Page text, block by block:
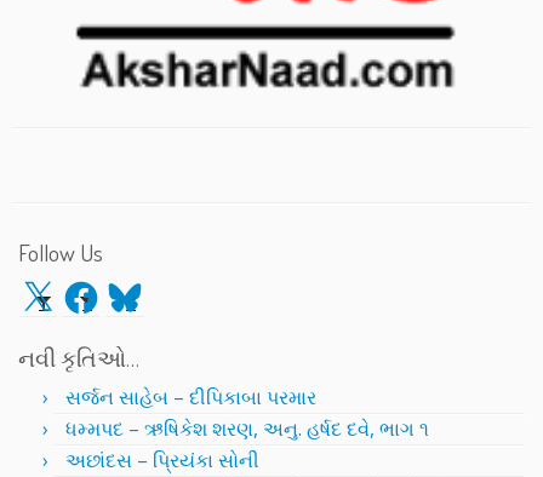
Follow Us
X Facebook
Bluesky
નવી કૃતિઓ…
સર્જન સાહેબ – દીપિકાબા પરમાર
ધમ્મપદ – ઋષિકેશ શરણ, અનુ. હર્ષદ દવે, ભાગ ૧
અછાંદસ – પ્રિયંકા સોની